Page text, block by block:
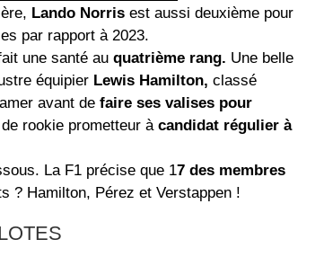
Lando Norris est aussi deuxième pour
par rapport à 2023.
une santé au quatrième rang. Une belle
équipier Lewis Hamilton, classé
avant de faire ses valises pour
rookie prometteur à candidat régulier à
La F1 précise que 17 des membres
? Hamilton, Pérez et Verstappen !